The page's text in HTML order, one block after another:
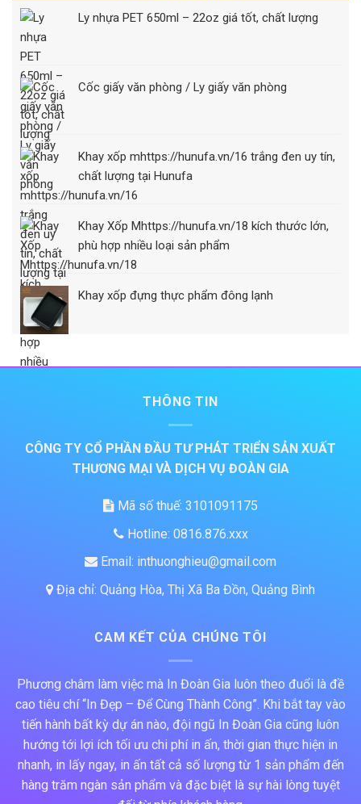
Ly nhựa PET 650ml – 22oz giá tốt, chất lượng
Cốc giấy văn phòng / Ly giấy văn phòng
Khay xốp mhttps://hunufa.vn/16 trắng đen uy tín,
chất lượng tại Hunufa
Khay Xốp Mhttps://hunufa.vn/18 kích thước lớn,
phù hợp nhiều loại sản phẩm
Khay xốp đựng thực phẩm đông lạnh
THÔNG TIN
CÔNG TY CỔ PHẦN ĐẦU TƯ PHÁT TRIỂN SẢN XUẤT
THƯƠNG MẠI VÀ DỊCH VỤ ĐOÀN GIA
Mã số thuế: 3101091175
Hotline: 0816.876.xxx
Email: inthuonghieu@gmail.com
Địa chỉ: Quảng Hòa, Thị Xã Ba Đồn, Quảng Bình
CAM KẾT CỦA CHÚNG TÔI
Phương châm làm việc mà In Đoàn Gia luôn theo đuổi là đề
cao tiêu chí “In Đẹp – Để Cùng Thành Công”. Khi bắt tay vào
tiến hành bất kỳ dự án nào, đội ngũ In Đoàn Gia cũng luôn
hướng tới lợi ích tối ưu chi phí in ấn, thời gian thực hiện in
nhanh, in lấy ngay, in ấn tất cả số lượng từ 1 sản phẩm đến
hàng trăm ngàn sản phẩm và đặc biệt là sự hài lòng tuyệt